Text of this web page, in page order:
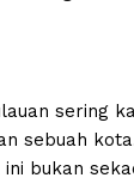
sering
sebuah
bukan